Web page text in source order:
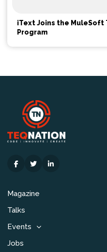
iText Joins the MuleSoft
Program
Magazine
Talks
Events
Jobs